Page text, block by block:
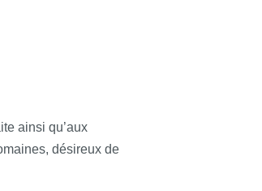
UFR IHSS, Université
Paris Cité
UFR IHSS, Université
ainsi qu’aux
désireux de